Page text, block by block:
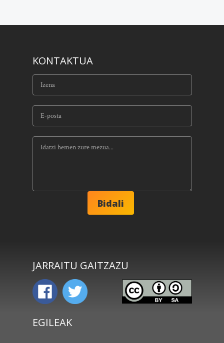
KONTAKTUA
JARRAITU GAITZAZU
EGILEAK